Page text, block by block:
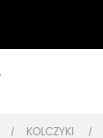
KOLCZYKI